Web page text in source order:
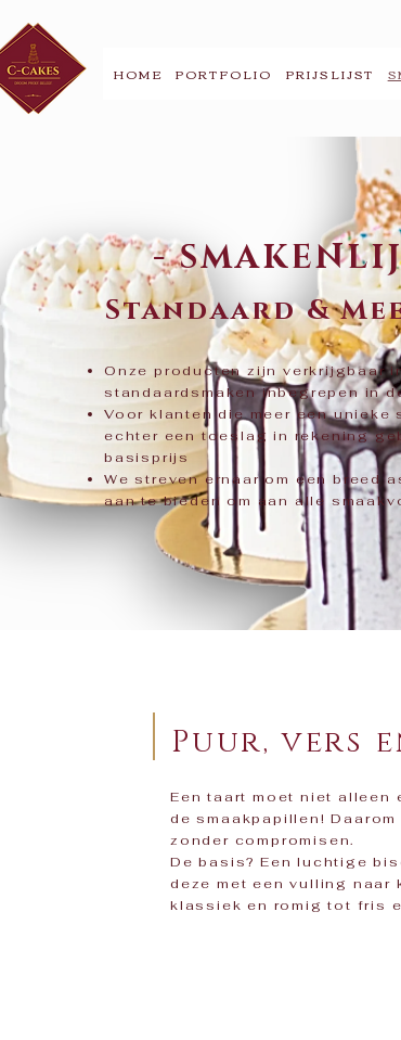
HOME PORTFOLIO PRIJSLIJST
-
Standaard &
Onze producten zijn verkrijgbaar
standaardsmaken inbegrepen in
Voor klanten die meer een unieke
echter een toeslag in rekening
basisprijs
We streven ernaar om een breed
aan te bieden om aan alle
Puur, vers
Een taart moet niet
de smaakpapillen!
zonder compromisen.
De basis? Een luchtige
deze met een vulling naar
klassiek en romig tot fris